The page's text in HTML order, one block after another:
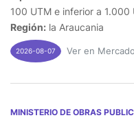
100 UTM e inferior a 1.000
Región: la Araucania
2026-08-07 Ver en
MINISTERIO DE OBRAS